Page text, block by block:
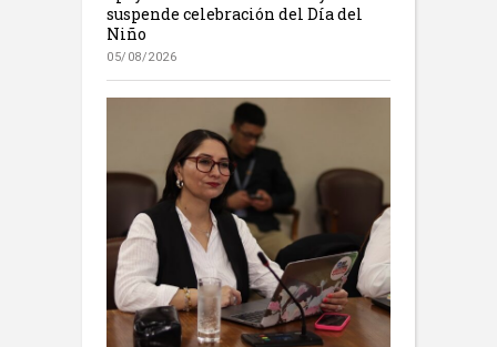
suspende celebración del Día del
Niño
05/08/2026